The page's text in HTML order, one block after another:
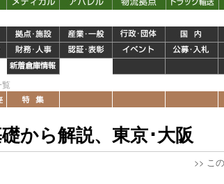
から解説、東京･大阪
>> こ